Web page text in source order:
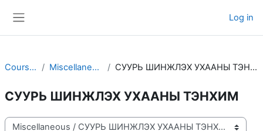
Log in
Courses Miscellaneous СУУРЬ ШИНЖЛЭХ УХААНЫ ТЭНХИМ
СУУРЬ ШИНЖЛЭХ УХААНЫ ТЭНХИМ